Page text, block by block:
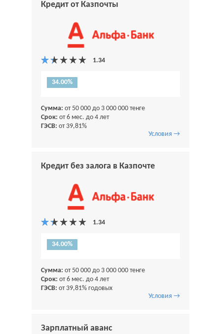
Кредит от Казпочты
34.00%
Сумма: от 50 000 до 3 000 000 тенге
Срок: от 6 мес. до 4 лет
ГЭСВ: от 39,81%
Условия →
Кредит без залога в Казпочте
34.00%
Сумма: от 50 000 до 3 000 000 тенге
Срок: от 6 мес. до 4 лет
ГЭСВ: от 39,81% годовых
Условия →
Зарплатный аванс